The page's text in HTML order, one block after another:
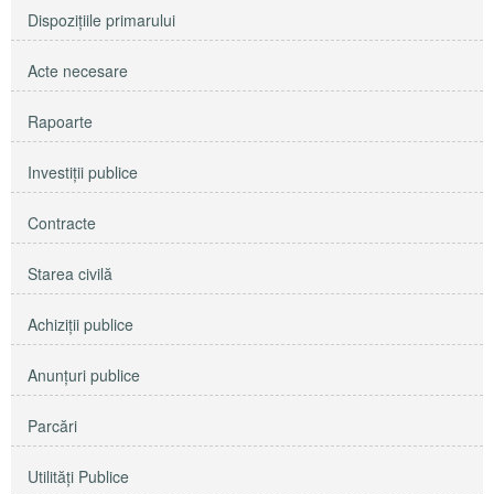
Dispoziţiile primarului
Acte necesare
Rapoarte
Investiţii publice
Contracte
Starea civilă
Achiziţii publice
Anunţuri publice
Parcări
Utilităţi Publice